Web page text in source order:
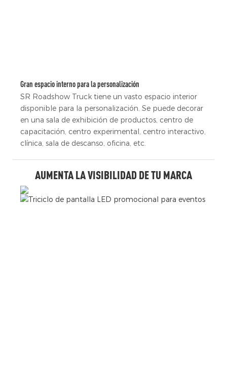
Gran espacio interno para la personalización
SR Roadshow Truck tiene un vasto espacio interior
disponible para la personalización. Se puede decorar
en una sala de exhibición de productos, centro de
capacitación, centro experimental, centro interactivo,
clínica, sala de descanso, oficina, etc.
AUMENTA LA VISIBILIDAD DE TU MARCA